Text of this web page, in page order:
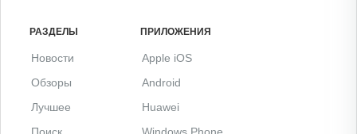
РАЗДЕЛЫ
Новости
Обзоры
Лучшее
ПРИЛОЖЕНИЯ
Apple iOS
Android
Huawei